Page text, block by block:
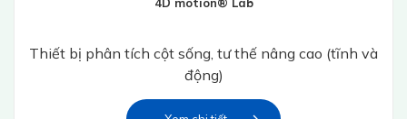
Thiết bị phân tích cột sống, tư thế nâng cao (tĩnh và
động)